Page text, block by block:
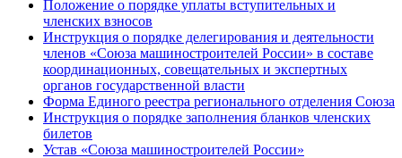
Положение о порядке уплаты вступительных и
членских взносов
Инструкция о порядке делегирования и деятельности
членов «Союза машиностроителей России» в составе
координационных, совещательных и экспертных
органов государственной власти
Форма Единого реестра регионального отделения Союза
Инструкция о порядке заполнения бланков членских
билетов
Устав «Союза машиностроителей России»